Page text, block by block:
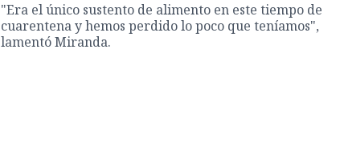
"Era el único sustento de alimento en este tiempo de
cuarentena y hemos perdido lo poco que teníamos",
lamentó Miranda.